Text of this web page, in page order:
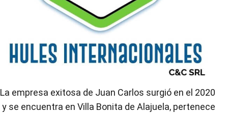
La empresa exitosa de Juan Carlos surgió en el 2020
y se encuentra en Villa Bonita de Alajuela, pertenece